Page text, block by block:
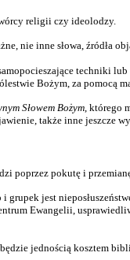
religii czy ideolodzy.
nie inne słowa, źródła
techniki
Bożym, za
Słowem Bożym, którego
także inne jeszcze
poprzez pokutę i
jest
Ewangelii,
jednością kosztem